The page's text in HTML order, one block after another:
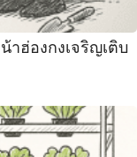
าฮ่องกงเจริญเติบ